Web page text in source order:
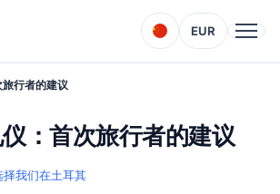
EUR
行者的建议
：首次旅行者的建议
择我们在土耳其